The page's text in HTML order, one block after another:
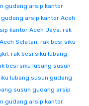
gudang arsip kantor
arsip kantor Aceh
kantor Aceh Jaya, rak
Selatan, rak besi siku
, rak besi siku lubang
besi siku lubang susun
lubang susun gudang
susun gudang arsip
gudang arsip kantor